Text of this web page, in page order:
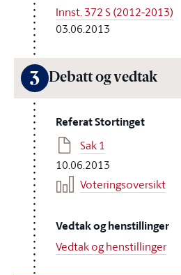
Innst. 372 S (2012-2013)
03.06.2013
3 Debatt og vedtak
Referat Stortinget
Sak 1
10.06.2013
Voteringsoversikt
Vedtak og henstillinger
Vedtak og henstillinger